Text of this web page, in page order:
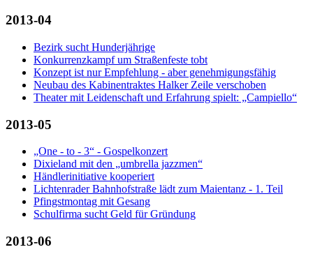
2013-04
Bezirk sucht Hunderjährige
Konkurrenzkampf um Straßenfeste tobt
Konzept ist nur Empfehlung - aber genehmigungsfähig
Neubau des Kabinentraktes Halker Zeile verschoben
Theater mit Leidenschaft und Erfahrung spielt: „Campiello“
2013-05
„One - to - 3“ - Gospelkonzert
Dixieland mit den „umbrella jazzmen“
Händlerinitiative kooperiert
Lichtenrader Bahnhofstraße lädt zum Maientanz - 1. Teil
Pfingstmontag mit Gesang
Schulfirma sucht Geld für Gründung
2013-06